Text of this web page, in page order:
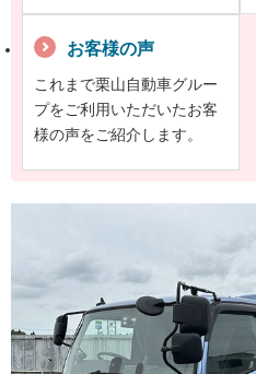
お客様の声
これまで栗山自動車グルー
プをご利用いただいたお客
様の声をご紹介します。